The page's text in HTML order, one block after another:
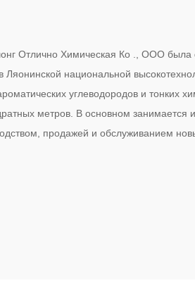
Ляонинской национальной
углеводородов и тонких
метров. В основном занимается
продажей и обслуживанием
и удовлетворил совершенные
средства для